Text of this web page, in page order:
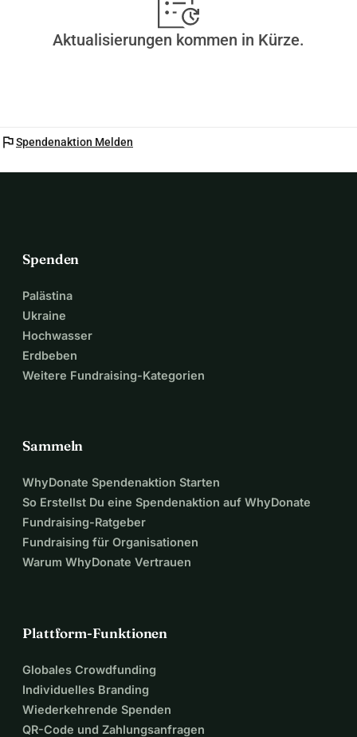
Aktualisierungen kommen in Kürze.
flagSpendenaktion Melden
Spenden
Palästina
Ukraine
Hochwasser
Erdbeben
Weitere Fundraising-Kategorien
Sammeln
WhyDonate Spendenaktion Starten
So Erstellst Du eine Spendenaktion auf WhyDonate
Fundraising-Ratgeber
Fundraising für Organisationen
Warum WhyDonate Vertrauen
Plattform-Funktionen
Globales Crowdfunding
Individuelles Branding
Wiederkehrende Spenden
QR-Code und Zahlungsanfragen